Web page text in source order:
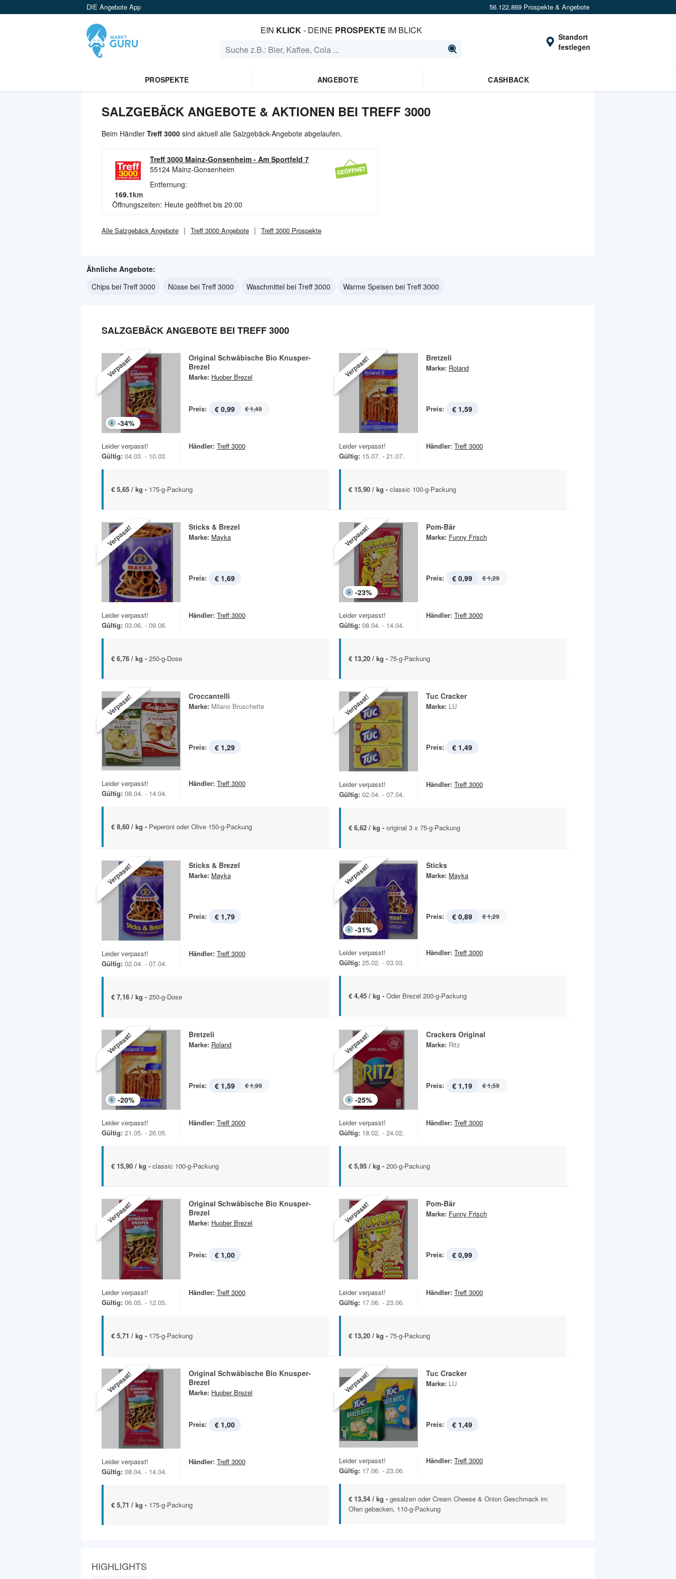
DIE Angebote App 56.122.869 Prospekte & Angebote
EIN KLICK- DEINE PROSPEKTE IM BLICK
Standort
festlegen
PROSPEKTE ANGEBOTE CASHBACK
SALZGEBÄCK ANGEBOTE & AKTIONEN BEI TREFF 3000
Beim Händler Treff 3000 sind aktuell alle Salzgebäck-Angebote abgelaufen.
Treff 3000 Mainz-Gonsenheim - Am Sportfeld 7
55124 Mainz-Gonsenheim
Entfernung:
169.1km
Öffnungszeiten: Heute geöffnet bis 20:00
Alle Salzgebäck Angebote Treff 3000 Angebote Treff 3000 Prospekte
Ähnliche Angebote:
Chips bei Treff 3000
Nüsse bei Treff 3000 Waschmittel bei Treff 3000 Warme Speisen bei Treff 3000
SALZGEBÄCK ANGEBOTE BEI TREFF 3000
Verpasst!
-34%
Original Schwäbische Bio Knusper-
Brezel
Marke: Huober Brezel
Preis: € 0,99 € 1,49
Leider verpasst!
Gültig: 04.03. - 10.03.
Händler: Treff 3000
€ 5,65 / kg - 175-g-Packung
Verpasst! Bretzeli
Marke: Roland
Preis: € 1,59
Leider verpasst!
Gültig: 15.07. - 21.07.
Händler: Treff 3000
€ 15,90 / kg - classic 100-g-Packung
Verpasst! Sticks & Brezel
Marke: Mayka
Preis: € 1,69
Leider verpasst!
Gültig: 03.06. - 09.06.
Händler: Treff 3000
€ 6,76 / kg - 250-g-Dose
Verpasst!
-23%
Pom-Bär
Marke: Funny Frisch
Preis: € 0,99 € 1,29
Leider verpasst!
Gültig: 08.04. - 14.04.
Händler: Treff 3000
€ 13,20 / kg - 75-g-Packung
Verpasst! Croccantelli
Marke: Milano Bruschette
Preis: € 1,29
Leider verpasst!
Gültig: 08.04. - 14.04.
Händler: Treff 3000
€ 8,60 / kg - Peperoni oder Olive 150-g-Packung
Verpasst! Tuc Cracker
Marke: LU
Preis: € 1,49
Leider verpasst!
Gültig: 02.04. - 07.04.
Händler: Treff 3000
€ 6,62 / kg - original 3 x 75-g-Packung
Verpasst! Sticks & Brezel
Marke: Mayka
Preis: € 1,79
Leider verpasst!
Gültig: 02.04. - 07.04.
Händler: Treff 3000
€ 7,16 / kg - 250-g-Dose
Verpasst!
-31%
Sticks
Marke: Mayka
Preis: € 0,89 € 1,29
Leider verpasst!
Gültig: 25.02. - 03.03.
Händler: Treff 3000
€ 4,45 / kg - Oder Brezel 200-g-Packung
Verpasst!
-20%
Bretzeli
Marke: Roland
Preis: € 1,59 € 1,99
Leider verpasst!
Gültig: 21.05. - 26.05.
Händler: Treff 3000
€ 15,90 / kg - classic 100-g-Packung
Verpasst!
-25%
Crackers Original
Marke: Ritz
Preis: € 1,19 € 1,59
Leider verpasst!
Gültig: 18.02. - 24.02.
Händler: Treff 3000
€ 5,95 / kg - 200-g-Packung
Verpasst!
Original Schwäbische Bio Knusper-
Brezel
Marke: Huober Brezel
Preis: € 1,00
Leider verpasst!
Gültig: 06.05. - 12.05.
Händler: Treff 3000
€ 5,71 / kg - 175-g-Packung
Verpasst! Pom-Bär
Marke: Funny Frisch
Preis: € 0,99
Leider verpasst!
Gültig: 17.06. - 23.06.
Händler: Treff 3000
€ 13,20 / kg - 75-g-Packung
Verpasst!
Original Schwäbische Bio Knusper-
Brezel
Marke: Huober Brezel
Preis: € 1,00
Leider verpasst!
Gültig: 08.04. - 14.04.
Händler: Treff 3000
€ 5,71 / kg - 175-g-Packung
Verpasst! Tuc Cracker
Marke: LU
Preis: € 1,49
Leider verpasst!
Gültig: 17.06. - 23.06.
Händler: Treff 3000
€ 13,54 / kg - gesalzen oder Cream Cheese & Onion Geschmack im
Ofen gebacken, 110-g-Packung
HIGHLIGHTS